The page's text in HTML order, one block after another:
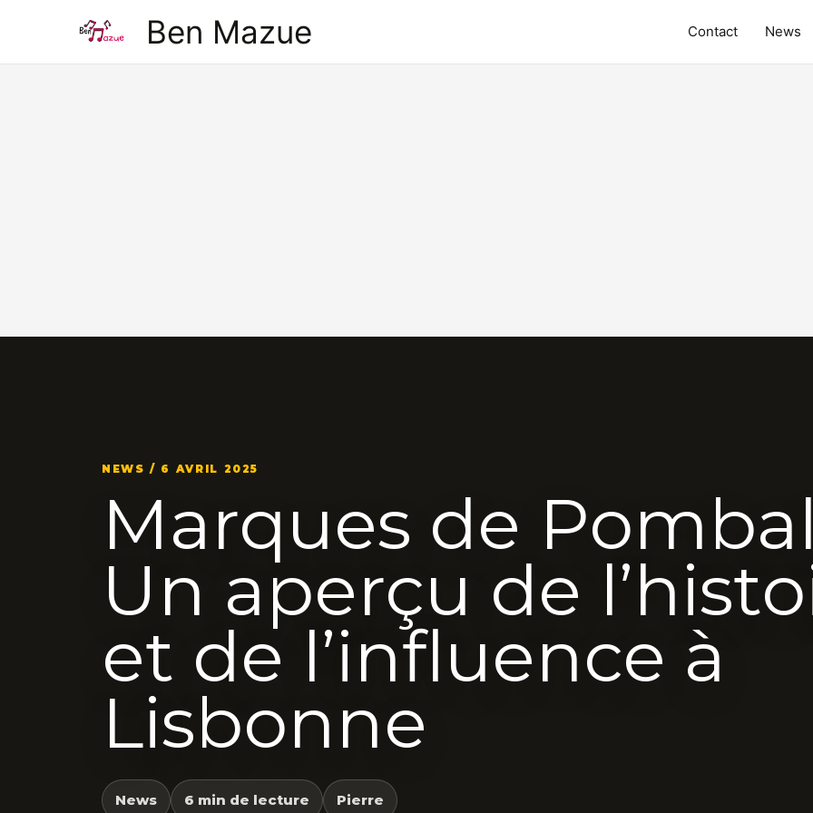
Ben Mazue Contact News
NEWS / 6 AVRIL 2025
Marques de
Un aperçu de
et de l’influence à
Lisbonne
News 6 min de lecture Pierre